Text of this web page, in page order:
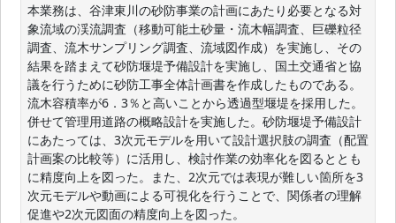
本業務は、谷津東川の砂防事業の計画にあたり必要となる対
象流域の渓流調査（移動可能土砂量・流木幅調査、巨礫粒径
調査、流木サンプリング調査、流域図作成）を実施し、その
結果を踏まえて砂防堰堤予備設計を実施し、国土交通省と協
議を行うために砂防工事全体計画書を作成したものである。
流木容積率が6．3％と高いことから透過型堰堤を採用した。
併せて管理用道路の概略設計を実施した。砂防堰堤予備設計
にあたっては、3次元モデルを用いて設計選択肢の調査（配置
計画案の比較等）に活用し、検討作業の効率化を図るととも
に精度向上を図った。また、2次元では表現が難しい箇所を3
次元モデルや動画による可視化を行うことで、関係者の理解
促進や2次元図面の精度向上を図った。